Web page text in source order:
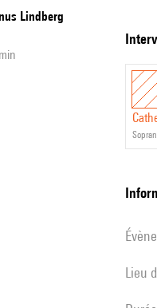
Lindberg
Lieu